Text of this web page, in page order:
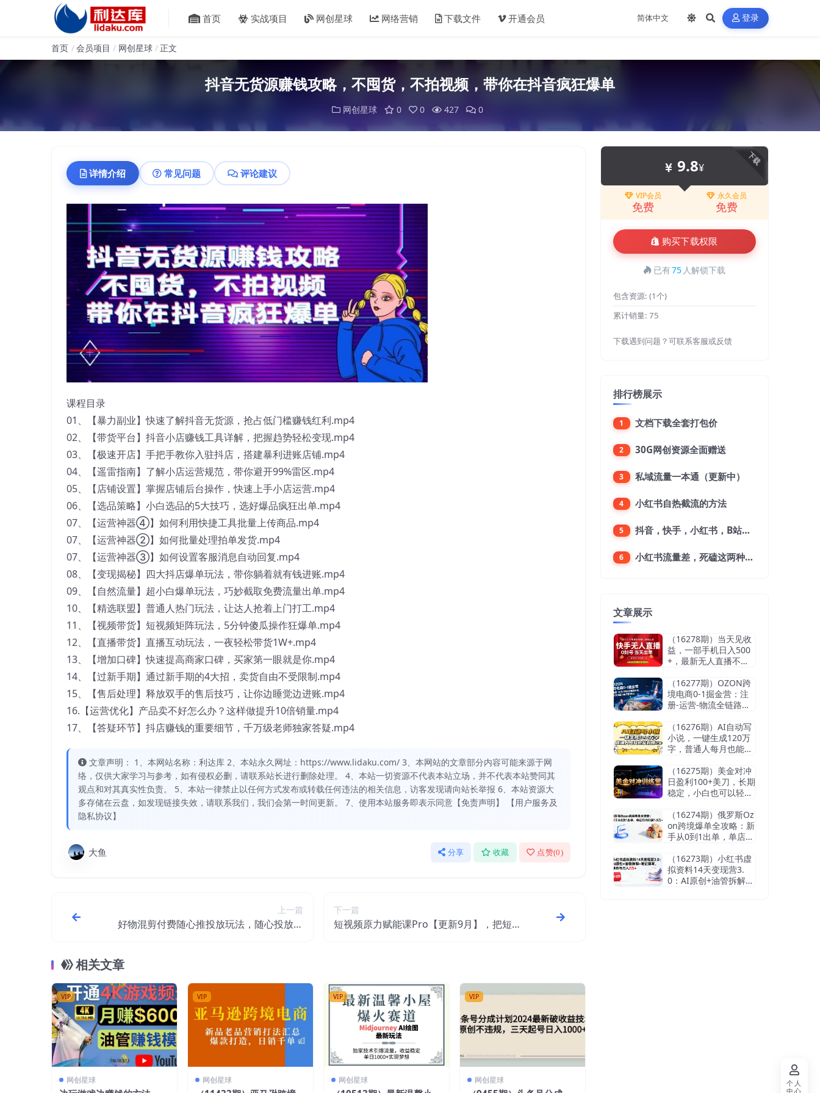
首页 实战项目 网创星球 网络营销 下载文件 开通会员 登录
首页 会员项目 网创星球 正文
抖音无货源赚钱攻略，不囤货，不拍视频，带你在抖音疯狂爆单
网创星球 0 0 427 0
详情介绍 常见问题 评论建议
课程目录
01、【暴力副业】快速了解抖音无货源，抢占低门槛赚钱红利.mp4
02、【带货平台】抖音小店赚钱工具详解，把握趋势轻松变现.mp4
03、【极速开店】手把手教你入驻抖店，搭建暴利进账店铺.mp4
04、【遥雷指南】了解小店运营规范，带你避开99%雷区.mp4
05、【店铺设置】掌握店铺后台操作，快速上手小店运营.mp4
06、【选品策略】小白选品的5大技巧，选好爆品疯狂出单.mp4
07、【运营神器④】如何利用快捷工具批量上传商品.mp4
07、【运营神器②】如何批量处理拍单发货.mp4
07、【运营神器③】如何设置客服消息自动回复.mp4
08、【变现揭秘】四大抖店爆单玩法，带你躺着就有钱进账.mp4
09、【自然流量】超小白爆单玩法，巧妙截取免费流量出单.mp4
10、【精选联盟】普通人热门玩法，让达人抢着上门打工.mp4
11、【视频带货】短视频矩阵玩法，5分钟傻瓜操作狂爆单.mp4
12、【直播带货】直播互动玩法，一夜轻松带货1W+.mp4
13、【增加口碑】快速提高商家口碑，买家第一眼就是你.mp4
14、【过新手期】通过新手期的4大招，卖货自由不受限制.mp4
15、【售后处理】释放双手的售后技巧，让你边睡觉边进账.mp4
16.【运营优化】产品卖不好怎么办？这样做提升10倍销量.mp4
17、【答疑环节】抖店赚钱的重要细节，千万级老师独家答疑.mp4
文章声明： 1、本网站名称：利达库 2、本站永久网址：https://www.lidaku.com/ 3、本网站的文章部分内容可能来源于网
络，仅供大家学习与参考，如有侵权必删，请联系站长进行删除处理。 4、本站一切资源不代表本站立场，并不代表本站赞同其
观点和对其真实性负责。 5、本站一律禁止以任何方式发布或转载任何违法的相关信息，访客发现请向站长举报 6、本站资源大
多存储在云盘，如发现链接失效，请联系我们，我们会第一时间更新。 7、使用本站服务即表示同意【免责声明】 【用户服务及
隐私协议】
大鱼 分享 收藏 点赞(0)
上一篇
好物混剪付费随心推投放玩法，随心投放小
下一篇
短视频原力赋能课Pro【更新9月】，把短视
相关文章
VIP
网创星球
VIP
网创星球
VIP
网创星球
VIP
网创星球
下载
9.8¥
VIP会员
免费
永久会员
免费
购买下载权限
已有75 人解锁下载
包含资源: (1个)
累计销量: 75
下载遇到问题？可联系客服或反馈
排行榜展示
1 文档下载全套打包价
2 30G网创资源全面赠送
3 私域流量一本通（更新中）
4 小红书自热截流的方法
5 抖音，快手，小红书，B站，微博，微信公众号，微信视频号。每一个平台，都是不一样的机会，对应不一样的赚钱思路
6 小红书流量差，死磕这两种笔记就好
文章展示
（16278期）当天见收
益，一部手机日入500
+，最新无人直播不违
（16277期）OZON跨
境电商0-1掘金营：注
册-运营-物流全链路体
收8w
（16276期）AI自动写
小说，一键生成120万
字，普通人每月也能躺
（16275期）美金对冲
日盈利100+美刀，长期
稳定，小白也可以轻松
（16274期）俄罗斯Oz
on跨境爆单全攻略：新
手从0到1出单，单店月
（16273期）小红书虚
拟资料14天变现营3.
0：AI原创+油管拆解
个人
中心